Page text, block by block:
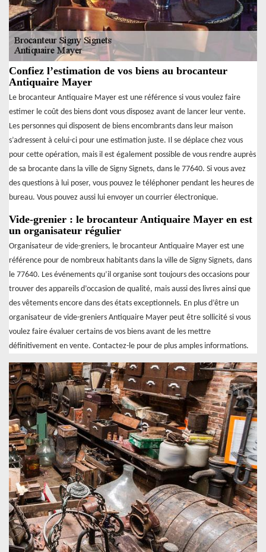
Confiez l’estimation de vos biens au brocanteur
Antiquaire Mayer
Le brocanteur Antiquaire Mayer est une référence si vous voulez faire
estimer le coût des biens dont vous disposez avant de lancer leur vente.
Les personnes qui disposent de biens encombrants dans leur maison
s’adressent à celui-ci pour une estimation juste. Il se déplace chez vous
pour cette opération, mais il est également possible de vous rendre auprès
de sa brocante dans la ville de Signy Signets, dans le 77640. Si vous avez
des questions à lui poser, vous pouvez le téléphoner pendant les heures de
bureau. Vous pouvez aussi lui envoyer un courrier électronique.
Vide-grenier : le brocanteur Antiquaire Mayer en est
un organisateur régulier
Organisateur de vide-greniers, le brocanteur Antiquaire Mayer est une
référence pour de nombreux habitants dans la ville de Signy Signets, dans
le 77640. Les événements qu’il organise sont toujours des occasions pour
trouver des appareils d’occasion de qualité, mais aussi des livres ainsi que
des vêtements encore dans des états exceptionnels. En plus d’être un
organisateur de vide-greniers Antiquaire Mayer peut être sollicité si vous
voulez faire évaluer certains de vos biens avant de les mettre
définitivement en vente. Contactez-le pour de plus amples informations.